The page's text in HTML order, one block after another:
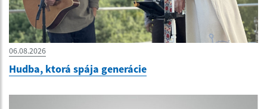
06.08.2026
Hudba, ktorá spája generácie